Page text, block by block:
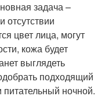
задача –
отсутствии
цвет лица, могут
кожа будет
выглядеть
подходящий
ночной.